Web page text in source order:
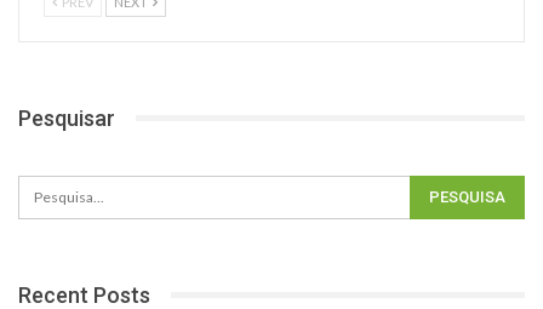
Pesquisar
Recent Posts